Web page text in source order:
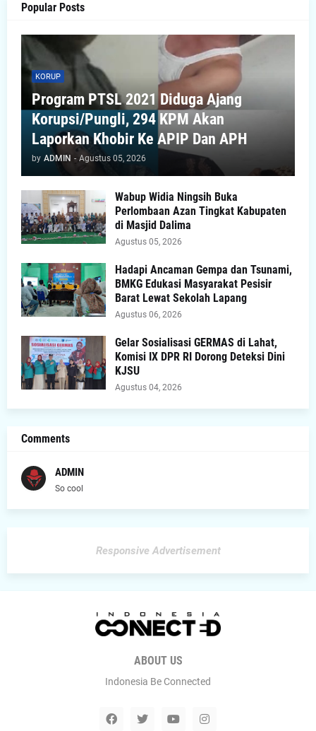
Popular Posts
KORUP
Program PTSL 2021 Diduga Ajang
Korupsi/Pungli, 294 KPM Akan
Laporkan Khobir Ke APIP Dan APH
by ADMIN - Agustus 05, 2026
Wabup Widia Ningsih Buka
Perlombaan Azan Tingkat Kabupaten
di Masjid Dalima
Agustus 05, 2026
Hadapi Ancaman Gempa dan Tsunami,
BMKG Edukasi Masyarakat Pesisir
Barat Lewat Sekolah Lapang
Agustus 06, 2026
Gelar Sosialisasi GERMAS di Lahat,
Komisi IX DPR RI Dorong Deteksi Dini
KJSU
Agustus 04, 2026
Comments
ADMIN
So cool
Responsive Advertisement
ABOUT US
Indonesia Be Connected